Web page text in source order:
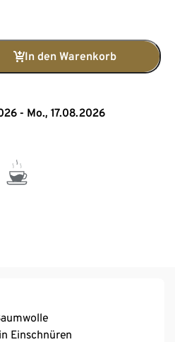
In den Warenkorb
- Mo., 17.08.2026
Einschnüren